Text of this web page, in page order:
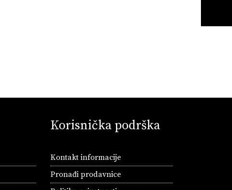
Korisnička podrška
Kontakt informacije
Pronađi prodavnice